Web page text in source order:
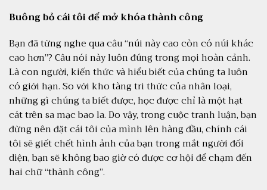
Buông bỏ cái tôi để mở khóa thành công
Bạn đã từng nghe qua câu “núi này cao còn có núi khác
cao hơn”? Câu nói này luôn đúng trong mọi hoàn cảnh.
Là con người, kiến thức và hiểu biết của chúng ta luôn
có giới hạn. So với kho tàng tri thức của nhân loại,
những gì chúng ta biết được, học được chỉ là một hạt
cát trên sa mạc bao la. Do vậy, trong cuộc tranh luận, bạn
đừng nên đặt cái tôi của mình lên hàng đầu, chính cái
tôi sẽ giết chết hình ảnh của bạn trong mắt người đối
diện, bạn sẽ không bao giờ có được cơ hội để chạm đến
hai chữ “thành công”.